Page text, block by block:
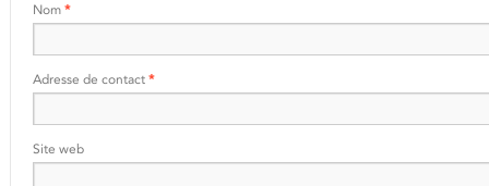
Nom *
Adresse de contact *
Site web